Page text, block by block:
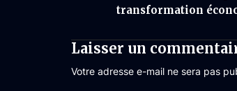
transformation
Laisser un
Votre adresse e-mail ne sera pas